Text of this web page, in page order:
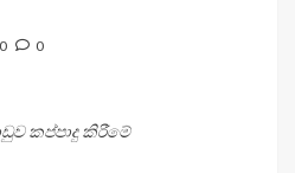
0
කප්පාදු කිරීමේ